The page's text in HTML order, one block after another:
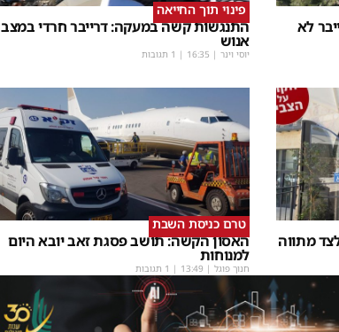
לא
פינוי תוך החייאה
התנגשות קשה במעקה: דרייבר חרדי במצב
אנוש
יוסי וינר |
16:35 | 1 תגובות
מתווה
טרם כניסת השבת
האסון הקשה: תושב פסגת זאב יובא היום
למנוחות
חנוך פוגל |
13:49 | 1 תגובות